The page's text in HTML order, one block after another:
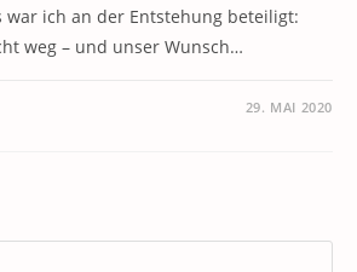
war ich an der Entstehung beteiligt:
weg – und unser Wunsch…
29. MAI 2020